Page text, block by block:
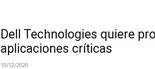
Dell Technologies quiere
aplicaciones críticas
10/12/2020